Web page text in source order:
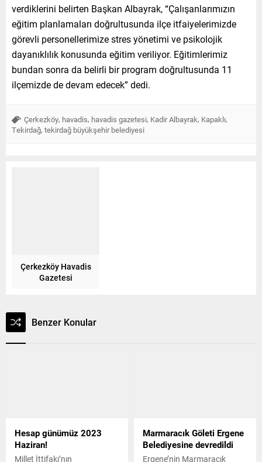
verdiklerini belirten Başkan Albayrak, “Çalışanlarımızın
eğitim planlamaları doğrultusunda ilçe itfaiyelerimizde
görevli personellerimize stres yönetimi ve psikolojik
dayanıklılık konusunda eğitim veriliyor. Eğitimlerimiz
bundan sonra da belirli bir program doğrultusunda 11
ilçemizde de devam edecek” dedi.
Çerkezköy, havadis, havadis gazetesi, Kadir Albayrak, Kapaklı,
Tekirdağ, tekirdağ büyükşehir belediyesi
Çerkezköy Havadis
Gazetesi
Benzer Konular
Hesap günümüz 2023
Haziran!
Millet İttifakı’nın
Marmaracık Göleti Ergene
Belediyesine devredildi
Ergene’nin Marmaracık